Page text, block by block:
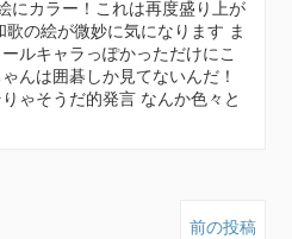
カラー！これは再度盛り上が
の絵が微妙に気になります ま
ルキャラっぽかっただけにこ
んは囲碁しか見てないんだ！
ゃそうだ的発言 なんか色々と
前の投稿